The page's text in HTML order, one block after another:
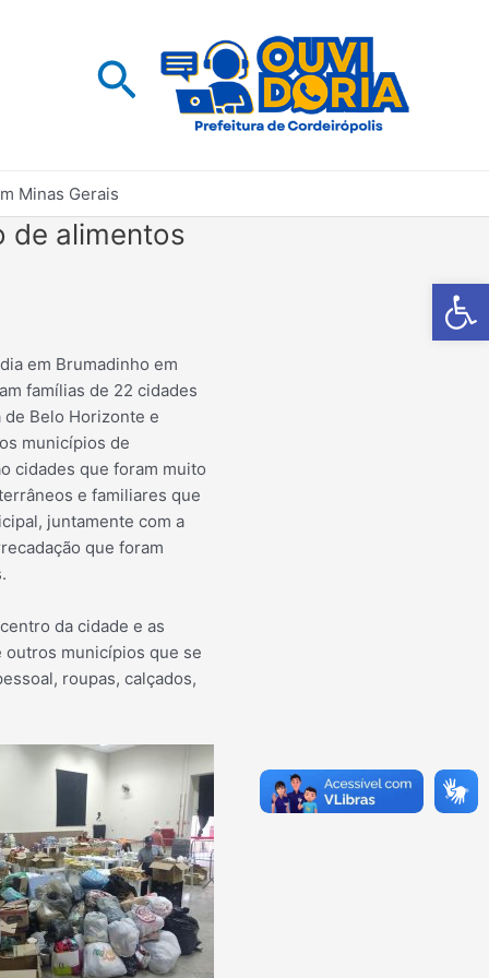
Barra de
Pesquisar
Minas Gerais
de alimentos
em Brumadinho em
famílias de 22 cidades
Belo Horizonte e
municípios de
cidades que foram muito
e familiares que
juntamente com a
que foram
da cidade e as
outros municípios que se
roupas, calçados,